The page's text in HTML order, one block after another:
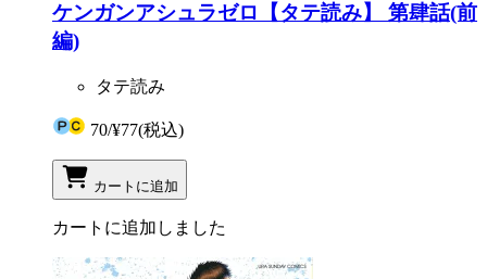
ケンガンアシュラゼロ【タテ読み】 第肆話(前
編)
タテ読み
70/¥77(税込)
カートに追加
カートに追加しました